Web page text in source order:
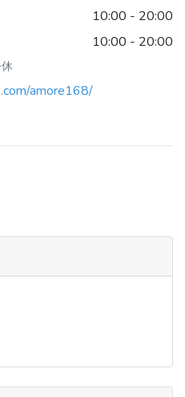
10:00 - 20:00
10:00 - 20:00
amore168/